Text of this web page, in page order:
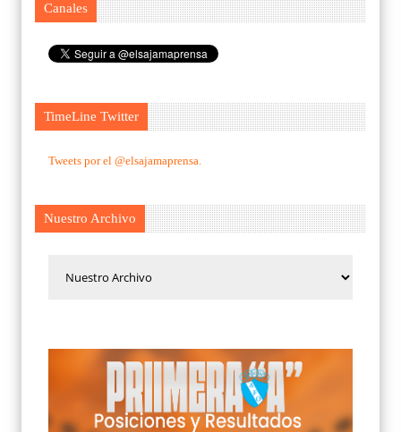
Canales
TimeLine Twitter
Tweets por el @elsajamaprensa.
Nuestro Archivo